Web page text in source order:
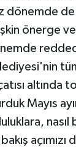
önerge
altında
Mayıs
nasıl